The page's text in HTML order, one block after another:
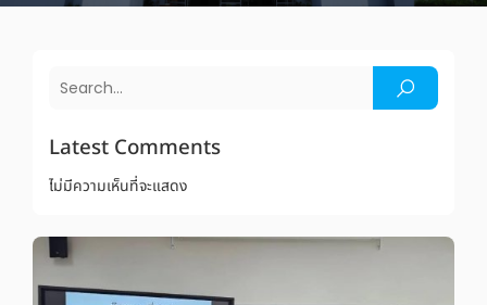
Latest Comments
ไม่มีความเห็นที่จะแสดง